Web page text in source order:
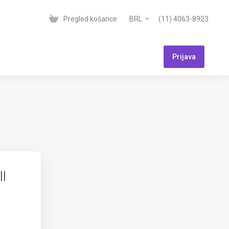
Pregled košarice BRL (11) 4063-8923
Prijava